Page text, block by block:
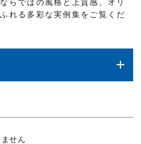
らではの風格と上質感。オリ
れる多彩な実例集をご覧くだ
せん